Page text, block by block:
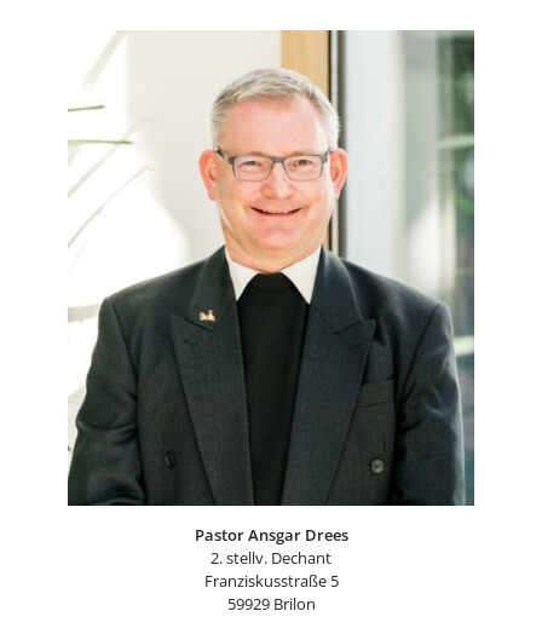
Pastor Ansgar Drees
2. stellv. Dechant
Franziskusstraße 5
59929 Brilon